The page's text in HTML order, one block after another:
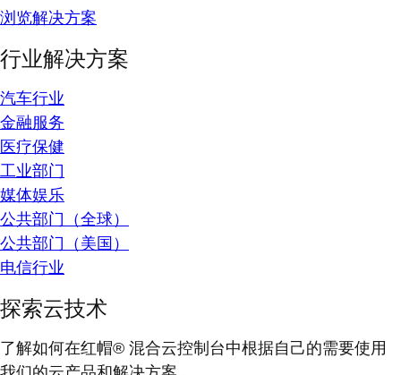
浏览解决方案
行业解决方案
汽车行业
金融服务
医疗保健
工业部门
媒体娱乐
公共部门（全球）
公共部门（美国）
电信行业
探索云技术
了解如何在红帽® 混合云控制台中根据自己的需要使用